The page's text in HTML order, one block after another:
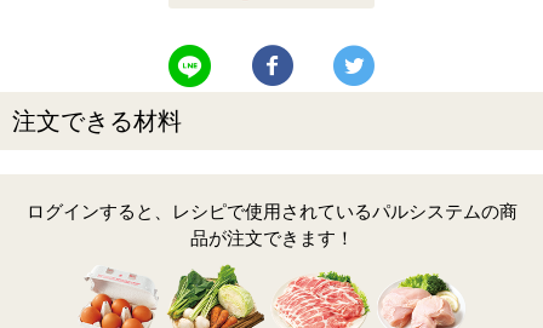
LINEで送る Facebookでシェアする
注文できる材料
ログインすると、レシピで使用されているパルシステムの商
品が注文できます！